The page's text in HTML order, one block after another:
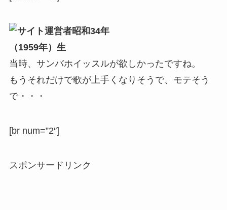
昭和34年
（1959年）生
当時、サンバホイッスルが欲しかったですね。
もうそれだけで歌が上手くなりそうで、モテそう
で・・・
[br num=”2″]
スポンサードリンク